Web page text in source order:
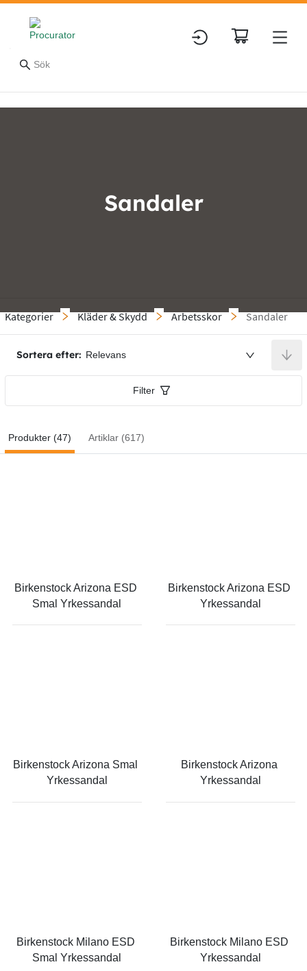
Sandaler
Kategorier Kläder & Skydd Arbetsskor Sandaler
Sortera efter: Relevans
Filter
Produkter (47) Artiklar (617)
Birkenstock Arizona ESD
Smal Yrkessandal
Birkenstock Arizona ESD
Yrkessandal
Birkenstock Arizona Smal
Yrkessandal
Birkenstock Arizona
Yrkessandal
Birkenstock Milano ESD
Smal Yrkessandal
Birkenstock Milano ESD
Yrkessandal